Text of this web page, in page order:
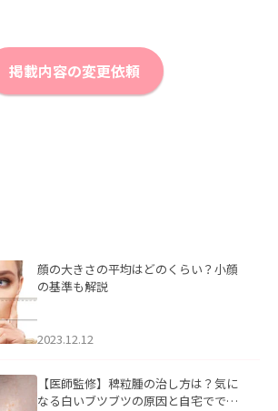
掲載内容の変更依頼
顔の大きさの平均はどのくらい？小顔
の基準も解説
2023.12.12
【医師監修】稗粒腫の治し方は？気に
なる白いブツブツの原因と自宅ででき